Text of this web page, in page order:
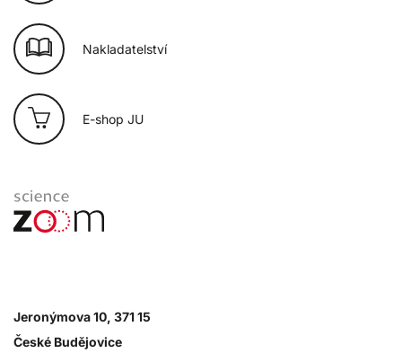
Nakladatelství
E-shop JU
Jeronýmova 10, 371 15
České Budějovice